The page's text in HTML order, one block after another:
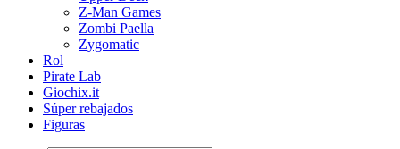
Z-Man Games
Zombi Paella
Zygomatic
Rol
Pirate Lab
Giochix.it
Súper rebajados
Figuras